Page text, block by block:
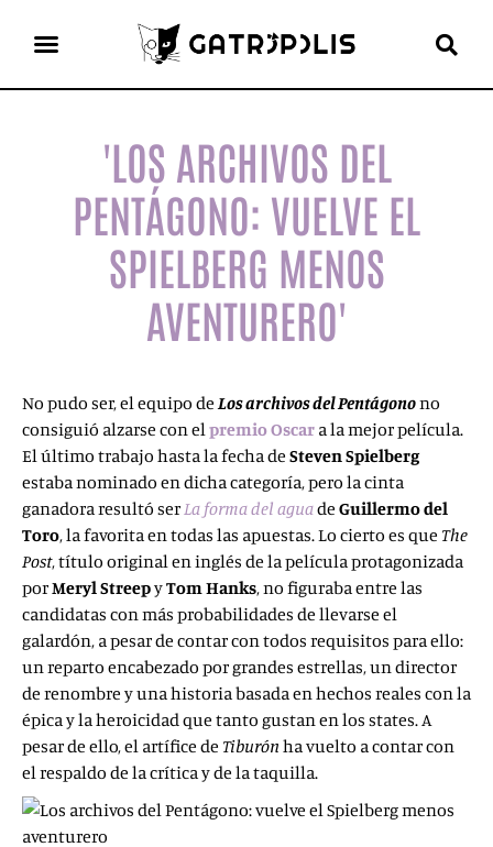
'LOS ARCHIVOS DEL
PENTÁGONO: VUELVE EL
SPIELBERG MENOS
AVENTURERO'
No pudo ser, el equipo deLos archivos del Pentágonono
consiguió alzarse con elpremio Oscar a la mejor película.
El último trabajo hasta la fecha de Steven Spielberg
estaba nominado en dicha categoría, pero la cinta
ganadora resultó serLa forma del aguade Guillermo del
Toro, la favorita en todas las apuestas. Lo cierto es que The
Post, título original en inglés de la película protagonizada
porMeryl StreepyTom Hanks, no figuraba entre las
candidatas con más probabilidades de llevarse el
galardón, a pesar de contar con todos requisitos para ello:
un reparto encabezado por grandes estrellas, un director
de renombre y una historia basada en hechos reales con la
épica y la heroicidad que tanto gustan en los states. A
pesar de ello, el artífice de Tiburón ha vuelto a contar con
el respaldo de la crítica y de la taquilla.